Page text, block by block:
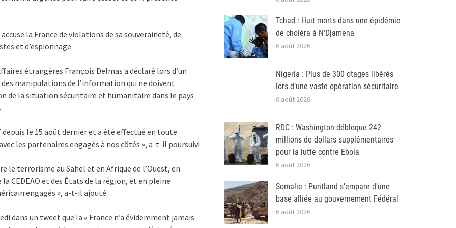
la France de violations de sa souveraineté, de
et d’espionnage.
étrangères François Delmas a déclaré lors d’un
manipulations de l’information qui ne doivent
de la situation sécuritaire et humanitaire dans le pays
le 15 août dernier et a été effectué en toute
les partenaires engagés à nos côtés », a-t-il poursuivi.
le terrorisme au Sahel et en Afrique de l’Ouest, en
CEDEAO et des États de la région, et en pleine
engagés », a-t-il ajouté.
dans un tweet que la « France n’a évidemment jamais
Tchad : Huit morts dans une épidémie
de choléra à N’Djamena
6 août 2026
Nigeria : Plus de 300 otages libérés
lors d’une vaste opération sécuritaire
6 août 2026
RDC : Washington débloque 242
millions de dollars supplémentaires
pour la lutte contre Ebola
6 août 2026
Somalie : Puntland s’empare d’une
base alliée au gouvernement Fédéral
6 août 2026